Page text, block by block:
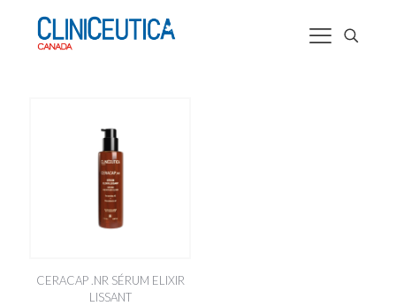
CERACAP .NR SÉRUM ELIXIR
LISSANT